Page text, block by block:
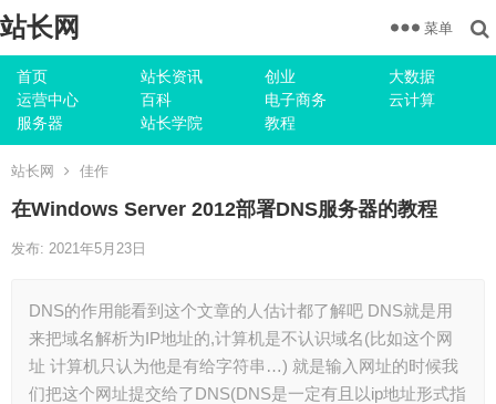
站长网
首页 站长资讯 创业
大数据
运营中心
百科 电子商务
云计算
服务器
站长学院 教程
菜单
站长网 佳作
在Windows Server 2012部署DNS服务器的教程
发布: 2021年5月23日
DNS的作用能看到这个文章的人估计都了解吧 DNS就是用
来把域名解析为IP地址的,计算机是不认识域名(比如这个网
址 计算机只认为他是有给字符串…) 就是输入网址的时候我
们把这个网址提交给了DNS(DNS是一定有且以ip地址形式指